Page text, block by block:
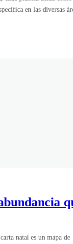
en las diversas
natal es un mapa de